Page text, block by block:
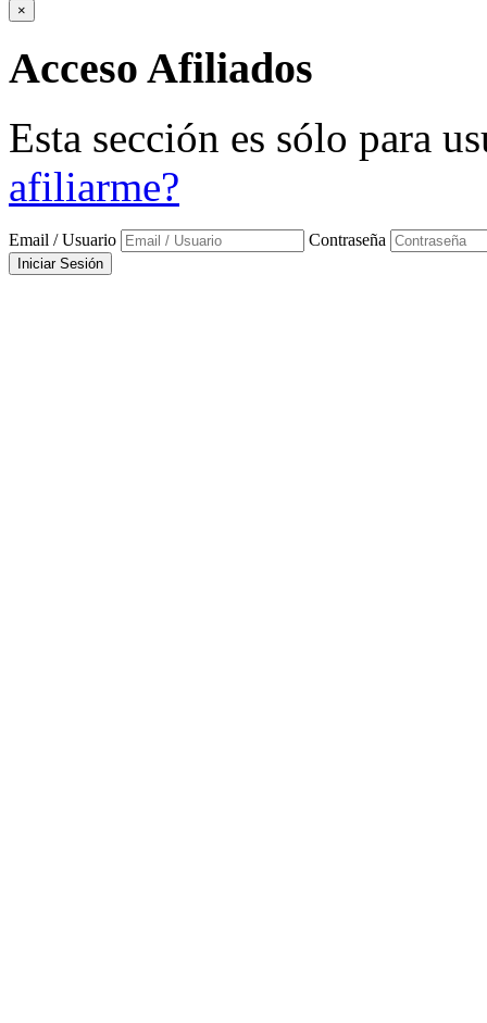
×
Acceso Afiliados
Esta sección es sólo para
afiliarme?
Email / Usuario Contraseña
Iniciar Sesión